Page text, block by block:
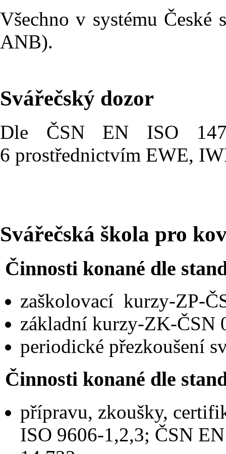
Všechno v systému České
ANB).
Svářečský dozor
Dle ČSN EN ISO
6 prostřednictvím EWE,
Svářečská škola pro
Činnosti konané dle
zaškolovací kurzy-ZP-
základní kurzy-ZK-ČSN
periodické přezkoušení
Činnosti konané dle
přípravu, zkoušky,
ISO 9606-1,2,3; ČSN